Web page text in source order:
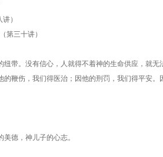
）
三十讲）
带。没有信心，人就得不着神的生命供应，就无
鞭伤，我们得医治；因他的刑罚，我们得平安。
德，神儿子的心志。